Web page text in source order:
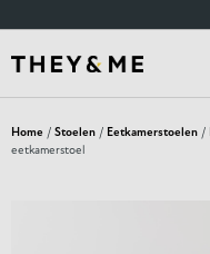
Home / Stoelen / Eetkamerstoelen /
eetkamerstoel